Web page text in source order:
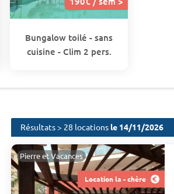
Bungalow toilé - sans
cuisine - Clim 2 pers.
Résultats > 28 locations le 14/11/2026
Location la - chère
Pierre et Vacances